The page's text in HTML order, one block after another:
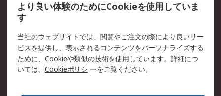
クッキーポリシー
RSについて
会社概要
採用情報
プレスリリース＆お知ら
コーポレートサイト
より良い体験のためにCookieを使用していま
す
当社のウェブサイトでは、閲覧やご注文の際により良いサー
ビスを提供し、表示されるコンテンツをパーソナライズする
ために、Cookieや類似の技術を使用しています。詳細につ
いては、 Cookieポリシ ーをご覧ください。